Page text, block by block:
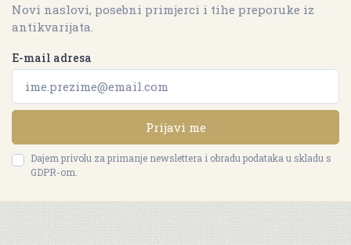
Novi naslovi, posebni primjerci i tihe preporuke iz
antikvarijata.
E-mail adresa
Prijavi me
Dajem privolu za primanje newslettera i obradu podataka u skladu s
GDPR-om.